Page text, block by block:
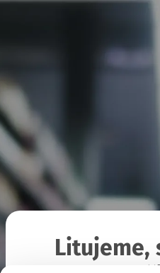
Litujeme,